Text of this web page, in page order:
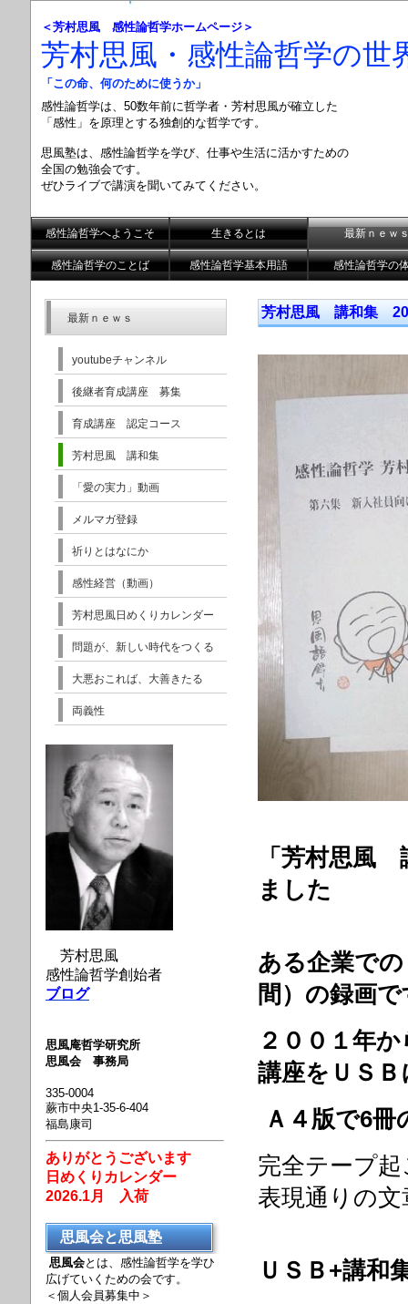
＜芳村思風 感性論哲学ホームページ＞
芳村思風・感性論哲学の世
「この命、何のために使うか」
感性論哲学は、50数年前に哲学者・芳村思風が確立した
「感性」を原理とする独創的な哲学です。
思風塾は、感性論哲学を学び、仕事や生活に活かすための
全国の勉強会です。
ぜひライブで講演を聞いてみてください。
感性論哲学へようこそ 生きるとは 最新ｎｅｗ
感性論哲学のことば 感性論哲学基本用語 感性論哲学の
芳村思風 講和集
「芳村思風
ました
ある企業で
間）の録画
２００１年
講座をＵＳ
Ａ４版で6
完全テープ
表現通りの
ＵＳＢ+講
最新ｎｅｗｓ
youtubeチャンネル
後継者育成講座 募集
育成講座 認定コース
芳村思風 講和集
「愛の実力」動画
メルマガ登録
祈りとはなにか
感性経営（動画）
芳村思風日めくりカレンダー
問題が、新しい時代をつくる
大悪おこれば、大善きたる
両義性
芳村思風
感性論哲学創始者
ブログ
思風庵哲学研究所
思風会 事務局
335-0004
蕨市中央1-35-6-404
福島康司
ありがとうございます
日めくりカレンダー
2026.1月 入荷
思風会と思風塾
思風会とは、感性論哲学を学ひ
広げていくための会です。
＜個人会員募集中＞